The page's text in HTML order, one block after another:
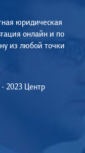
юридическая
онлайн и по
из любой точки
2023 Центр